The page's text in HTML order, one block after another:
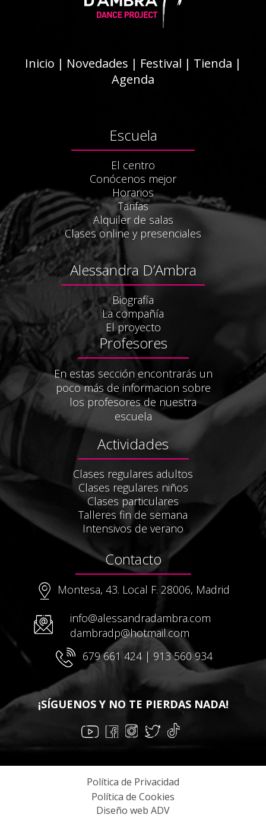
Inicio | Novedades | Festival | Tienda |
Agenda
Escuela
El centro
Conócenos mejor
Horarios
Tarifas
Alquiler de salas
Clases online y presenciales
Alessandra D’Ambra
Biografía
La compañía
El proyecto
Profesores
En estas sección encontrarás un
poco más de informacion sobre
los profesores de nuestra
escuela
Actividades
Clases regulares adultos
Clases regulares niños
Clases particulares
Talleres fin de semana
Intensivos de verano
Contacto
Montesa, 43. Local F. 28006, Madrid
info@alessandradambra.com
dambradp@hotmail.com
679 661 424 | 913 560 934
¡SÍGUENOS Y NO TE PIERDAS NADA!
Política de Privacidad
Política de Cookies
Diseño web ADV